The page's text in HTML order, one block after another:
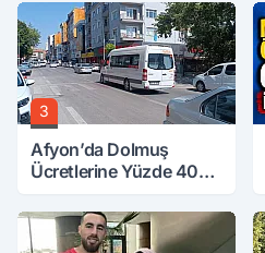
3
Afyon’da Dolmuş
Ücretlerine Yüzde 40